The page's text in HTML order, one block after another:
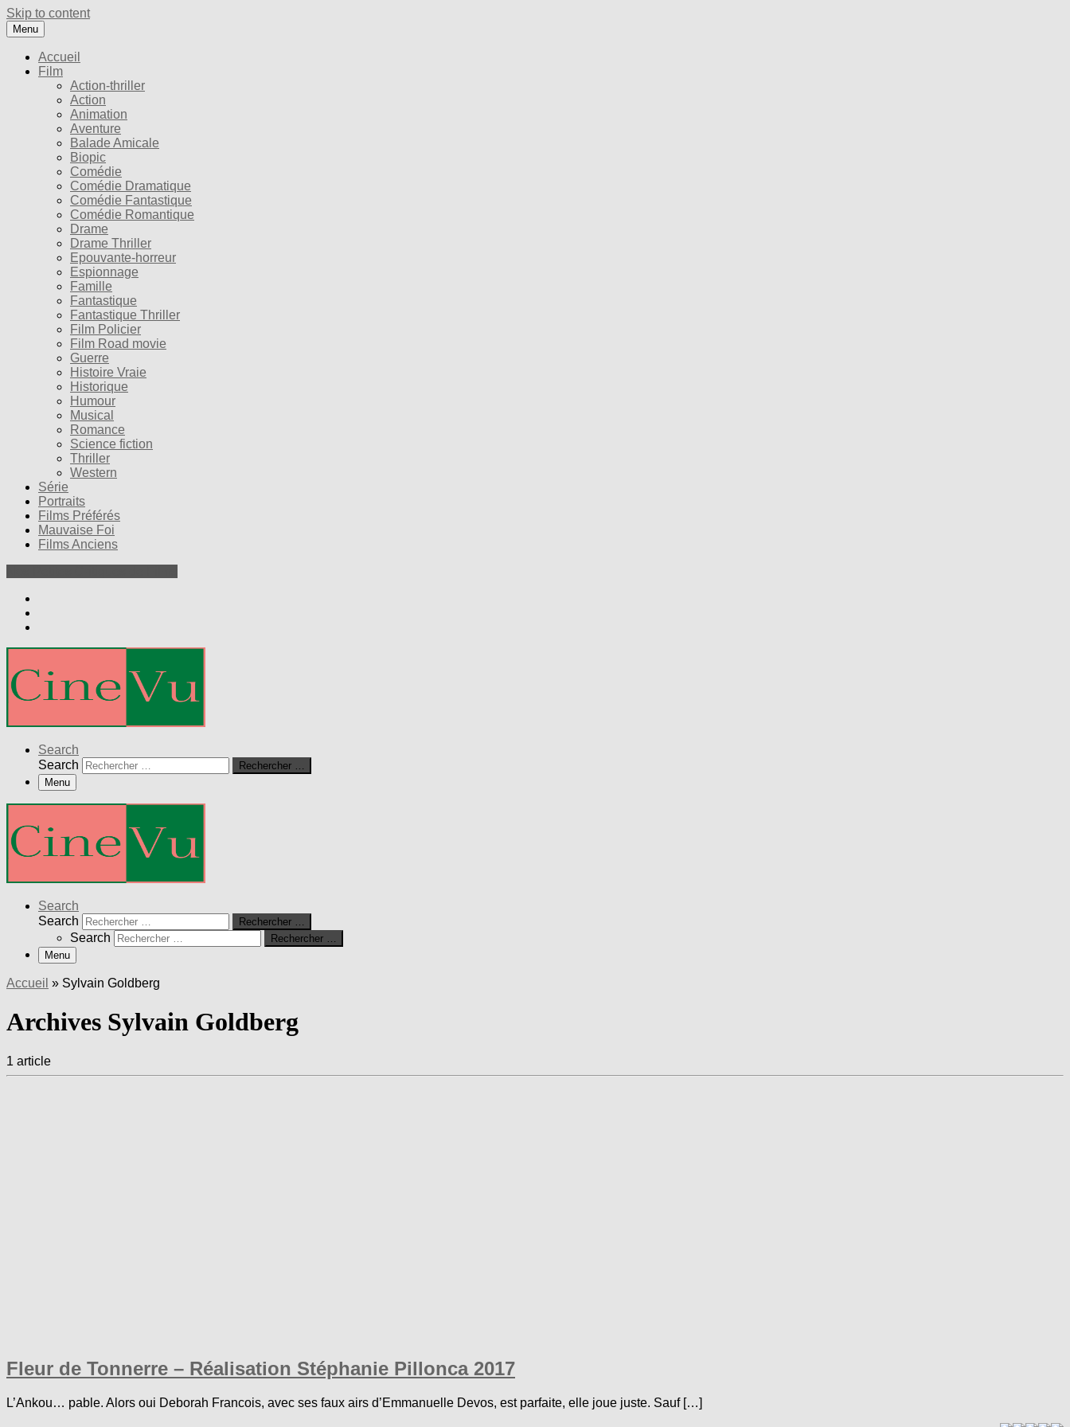
Skip to content
Menu
Accueil
Film
Action-thriller
Action
Animation
Aventure
Balade Amicale
Biopic
Comédie
Comédie Dramatique
Comédie Fantastique
Comédie Romantique
Drame
Drame Thriller
Epouvante-horreur
Espionnage
Famille
Fantastique
Fantastique Thriller
Film Policier
Film Road movie
Guerre
Histoire Vraie
Historique
Humour
Musical
Romance
Science fiction
Thriller
Western
Série
Portraits
Films Préférés
Mauvaise Foi
Films Anciens
Search
Search
Rechercher …
Menu
Search
Search
Rechercher …
Search
Rechercher …
Menu
Accueil » Sylvain Goldberg
Archives Sylvain Goldberg
1 article
Fleur de Tonnerre – Réalisation Stéphanie Pillonca 2017
L’Ankou… pable. Alors oui Deborah Francois, avec ses faux airs d’Emmanuelle Devos, est parfaite, elle joue juste. Sauf […]